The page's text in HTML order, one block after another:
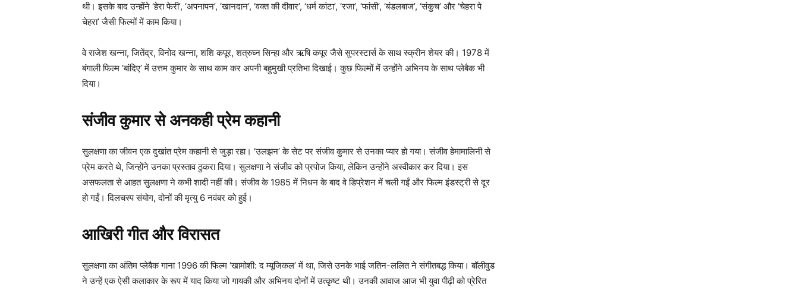
थी। इसके बाद उन्होंने ‘हेरा फेरी’, ‘अपनापन’, ‘खानदान’, ‘वक्त की दीवार’, ‘धर्म कांटा’, ‘रजा’, ‘फांसी’, ‘बंडलबाज’, ‘संकुच’ और ‘चेहरा पे
चेहरा’ जैसी फिल्मों में काम किया।
वे राजेश खन्ना, जितेंद्र, विनोद खन्ना, शशि कपूर, शत्रुघ्न सिन्हा और ऋषि कपूर जैसे सुपरस्टार्स के साथ स्क्रीन शेयर की। 1978 में
बंगाली फिल्म ‘बांदिए’ में उत्तम कुमार के साथ काम कर अपनी बहुमुखी प्रतिभा दिखाई। कुछ फिल्मों में उन्होंने अभिनय के साथ प्लेबैक भी
दिया।
संजीव कुमार से अनकही प्रेम कहानी
सुलक्षणा का जीवन एक दुखांत प्रेम कहानी से जुड़ा रहा। ‘उलझन’ के सेट पर संजीव कुमार से उनका प्यार हो गया। संजीव हेमामालिनी से
प्रेम करते थे, जिन्होंने उनका प्रस्ताव ठुकरा दिया। सुलक्षणा ने संजीव को प्रपोज किया, लेकिन उन्होंने अस्वीकार कर दिया। इस
असफलता से आहत सुलक्षणा ने कभी शादी नहीं की। संजीव के 1985 में निधन के बाद वे डिप्रेशन में चली गईं और फिल्म इंडस्ट्री से दूर
हो गईं। दिलचस्प संयोग, दोनों की मृत्यु 6 नवंबर को हुई।
आखिरी गीत और विरासत
सुलक्षणा का अंतिम प्लेबैक गाना 1996 की फिल्म ‘खामोशी: द म्यूजिकल’ में था, जिसे उनके भाई जतिन-ललित ने संगीतबद्ध किया। बॉलीवुड
ने उन्हें एक ऐसी कलाकार के रूप में याद किया जो गायकी और अभिनय दोनों में उत्कृष्ट थी। उनकी आवाज आज भी युवा पीढ़ी को प्रेरित